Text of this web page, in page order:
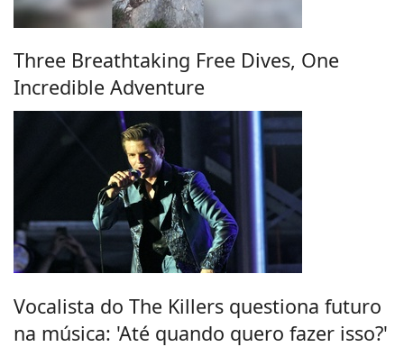
Three Breathtaking Free Dives, One
Incredible Adventure
Vocalista do The Killers questiona futuro
na música: 'Até quando quero fazer isso?'